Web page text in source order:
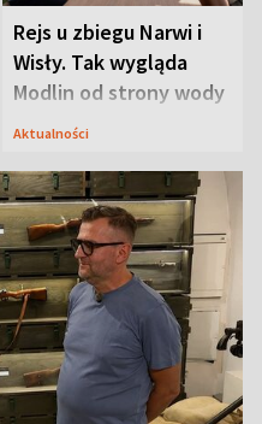
Rejs u zbiegu Narwi i
Wisły. Tak wygląda
Modlin od strony wody
Aktualności